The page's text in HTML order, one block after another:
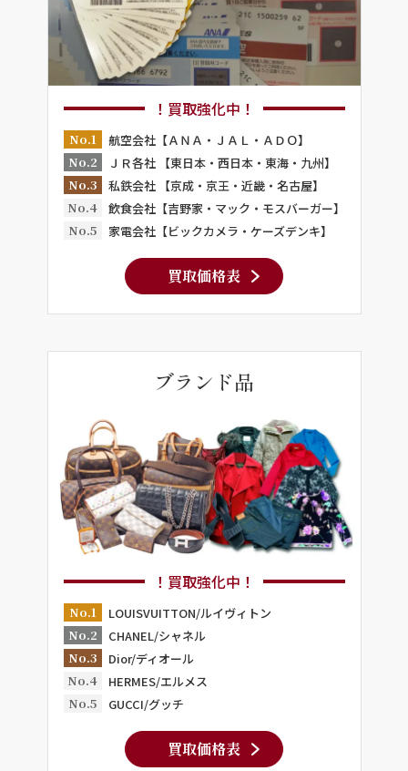
！買取強化中！
No.1
航空会社【ＡＮＡ・ＪＡＬ・ＡＤＯ】
No.2
ＪＲ各社 【東日本・西日本・東海・九州】
No.3
私鉄会社 【京成・京王・近畿・名古屋】
No.4
飲食会社【吉野家・マック・モスバーガー】
No.5
家電会社【ビックカメラ・ケーズデンキ】
買取価格表
ブランド品
！買取強化中！
No.1
LOUISVUITTON/ルイヴィトン
No.2
CHANEL/シャネル
No.3
Dior/ディオール
No.4
HERMES/エルメス
No.5
GUCCI/グッチ
買取価格表